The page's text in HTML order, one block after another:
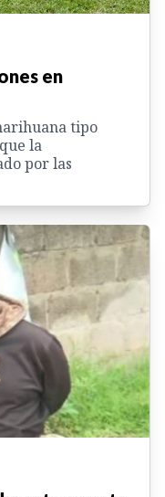
en
tipo
la
por las